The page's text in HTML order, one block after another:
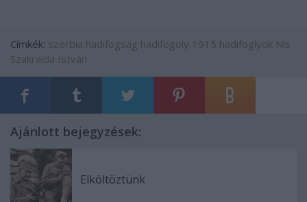
Címkék: szerbia hadifogság hadifogoly 1915 hadifoglyok Nis
Szakraida István
Ajánlott bejegyzések:
Elköltöztünk